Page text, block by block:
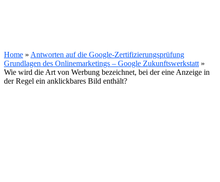
Home » Antworten auf die Google-Zertifizierungsprüfung
Grundlagen des Onlinemarketings – Google Zukunftswerkstatt »
Wie wird die Art von Werbung bezeichnet, bei der eine Anzeige in
der Regel ein anklickbares Bild enthält?